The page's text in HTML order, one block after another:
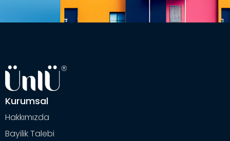
Kurumsal
Hakkımızda
Bayilik Talebi